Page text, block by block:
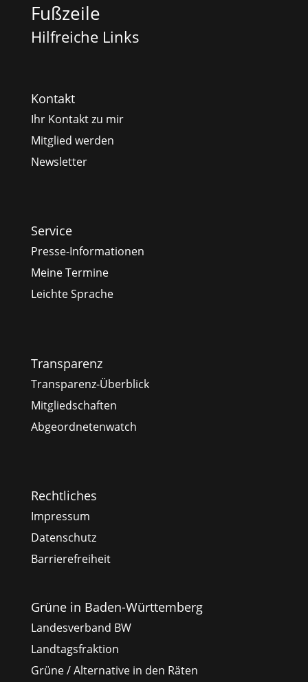
Fußzeile
Hilfreiche Links
Kontakt
Ihr Kontakt zu mir
Mitglied werden
Newsletter
Service
Presse-Informationen
Meine Termine
Leichte Sprache
Transparenz
Transparenz-Überblick
Mitgliedschaften
Abgeordnetenwatch
Rechtliches
Impressum
Datenschutz
Barrierefreiheit
Grüne in Baden-Württemberg
Landesverband BW
Landtagsfraktion
Grüne / Alternative in den Räten